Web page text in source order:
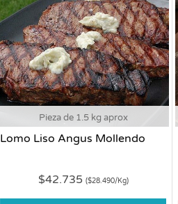
Pieza de 1.5 kg aprox
Lomo Liso Angus Mollendo
$42.735 ($28.490/Kg)